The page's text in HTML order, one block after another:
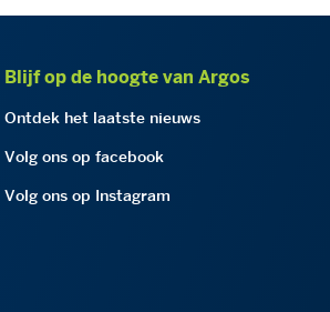
Blijf op de hoogte van Argos
Ontdek het laatste nieuws
Volg ons op facebook
Volg ons op Instagram